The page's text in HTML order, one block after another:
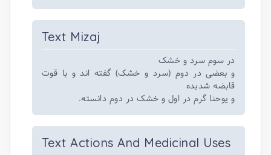
Text Mizaj
در سوم سرد و خشک
و بعضی در دوم (سرد و خشک) گفته اند و با قوت
قابضه شدیده
و یوحنا گرم در اول و خشک در دوم دانسته.
Text Actions And Medicinal Uses